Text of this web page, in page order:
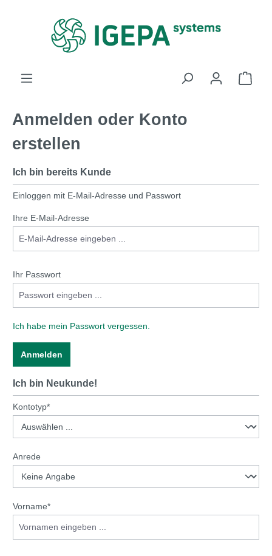
Anmelden oder Konto
erstellen
Ich bin bereits Kunde
Einloggen mit E-Mail-Adresse und Passwort
Ihre E-Mail-Adresse
Ihr Passwort
Ich habe mein Passwort vergessen.
Anmelden
Ich bin Neukunde!
Persönliche Informationen
Kontotyp*
Anrede
Vorname*